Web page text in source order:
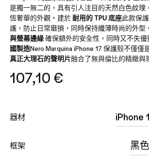
是獨一無二的，具有引人注目的天然白色紋理
恆奢華的外觀。建於耐用的 TPU 底座此款保
護，防止日常磨損，同時保持纖薄時尚的外型
與螢幕邊緣確保額外的安全性，同時又不失
國製造Nero Marquina iPhone 17 保護殼不僅僅
真正大理石的聲明片融合了無與倫比的精緻與
107,10 €
器材
框架